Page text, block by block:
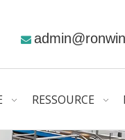

RESSOURCE